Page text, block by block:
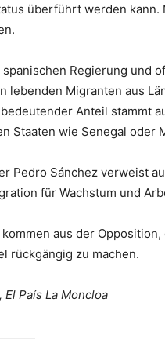
überführt werden
spanischen Regierung und
lebenden Migranten aus
Anteil stammt
Staaten wie Senegal oder
Pedro Sánchez verweist
für Wachstum und
aus der
rückgängig zu machen.
País La Moncloa